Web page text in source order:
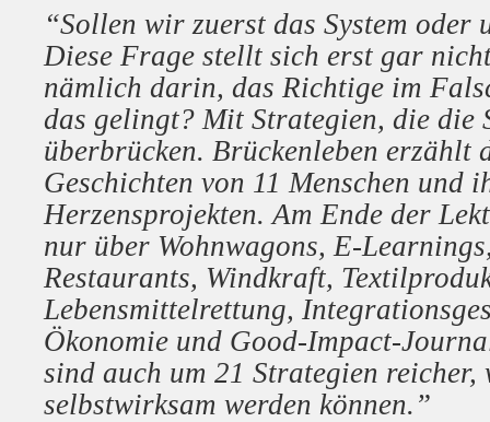
“Sollen wir zuerst das System oder
Diese Frage stellt sich erst gar
nämlich darin, das Richtige im
das gelingt? Mit Strategien, die die
überbrücken. Brückenleben erzählt
Geschichten von 11 Menschen und
Herzensprojekten. Am Ende der
nur über Wohnwagons, E-
Restaurants, Windkraft,
Lebensmittelrettung,
Ökonomie und Good-Impact-
sind auch um 21 Strategien reicher,
selbstwirksam werden können.”